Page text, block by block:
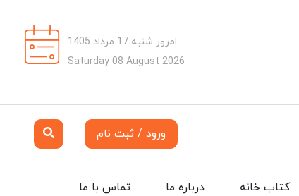
امروز شنبه 17 مرداد 1405
Saturday 08 August 2026
ورود / ثبت نام
تماس با ما درباره ما کتاب خانه